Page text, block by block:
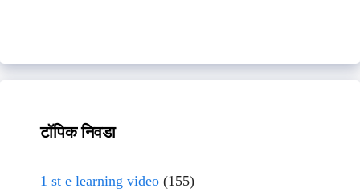
टॉपिक निवडा
1 st e learning video (155)